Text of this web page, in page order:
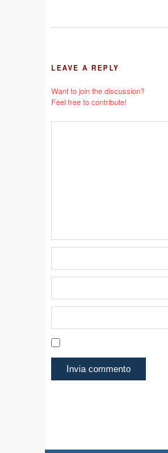
LEAVE A REPLY
Want to join the discussion?
Feel free to contribute!